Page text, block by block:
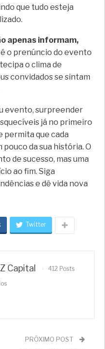
que tudo esteja
apenas informam,
o prenúncio do evento
o clima de
convidados se sintam
evento, surpreender
já no primeiro
permita que cada
da sua história. O
de sucesso, mas uma
ao fim. Siga
e dê vida nova
Twitter
Capital
412 Posts
PRÓXIMO POST